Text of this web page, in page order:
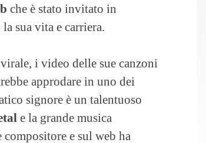
che è stato invitato in
sua vita e carriera.
i video delle sue canzoni
approdare in uno dei
signore è un talentuoso
e la grande musica
compositore e sul web ha